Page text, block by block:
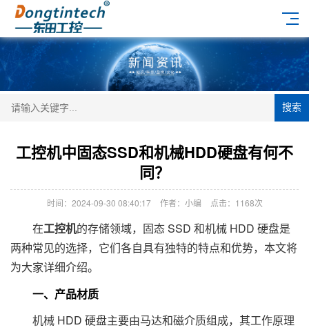
搜索
工控机中固态SSD和机械HDD硬盘有何不
同？
时间：2024-09-30 08:40:17 作者：小编 点击： 1168次
在工控机的存储领域，固态 SSD 和机械 HDD 硬盘是
两种常见的选择，它们各自具有独特的特点和优势，本文将
为大家详细介绍。
一、产品材质
机械 HDD 硬盘主要由马达和磁介质组成，其工作原理